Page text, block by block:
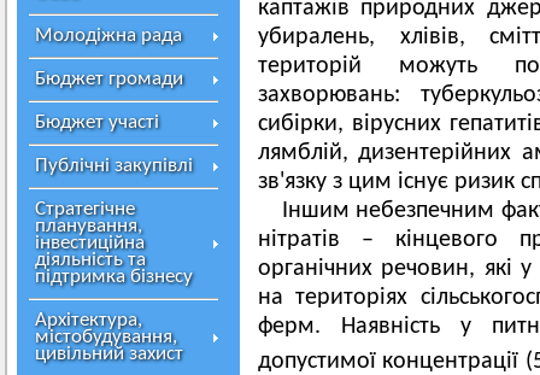
Молодіжна рада
Бюджет громади
Бюджет участі
Публічні закупівлі
Стратегічне
планування,
інвестиційна
діяльність та
підтримка бізнесу
Архітектура,
містобудування,
цивільний захист
каптажів природних
убиралень, хлівів,
територій можуть
захворювань:
сибірки, вірусних
лямблій, дизентерійних
зв'язку з цим існує ризик
Іншим небезпечним
нітратів – кінцевого
органічних речовин, які у
на територіях
ферм. Наявність у
допустимої концентрації